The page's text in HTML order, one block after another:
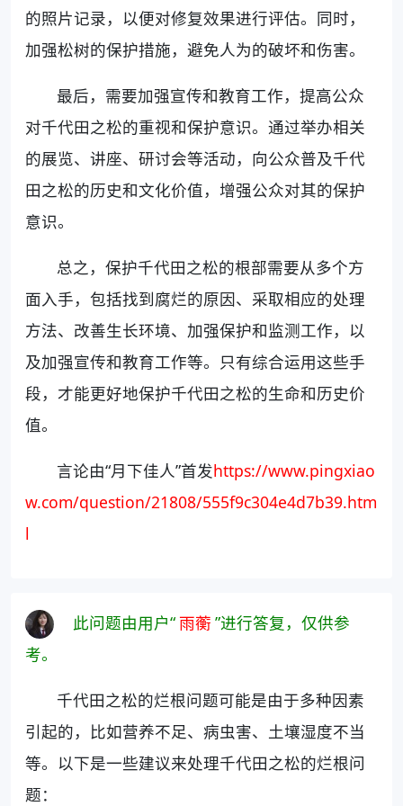
的照片记录，以便对修复效果进行评估。同时，
加强松树的保护措施，避免人为的破坏和伤害。
最后，需要加强宣传和教育工作，提高公众
对千代田之松的重视和保护意识。通过举办相关
的展览、讲座、研讨会等活动，向公众普及千代
田之松的历史和文化价值，增强公众对其的保护
意识。
总之，保护千代田之松的根部需要从多个方
面入手，包括找到腐烂的原因、采取相应的处理
方法、改善生长环境、加强保护和监测工作，以
及加强宣传和教育工作等。只有综合运用这些手
段，才能更好地保护千代田之松的生命和历史价
值。
言论由“月下佳人”首发https://www.pingxiao
w.com/question/21808/555f9c304e4d7b39.htm
l
此问题由用户“ 雨蘅 ”进行答复，仅供参
考。
千代田之松的烂根问题可能是由于多种因素
引起的，比如营养不足、病虫害、土壤湿度不当
等。以下是一些建议来处理千代田之松的烂根问
题：